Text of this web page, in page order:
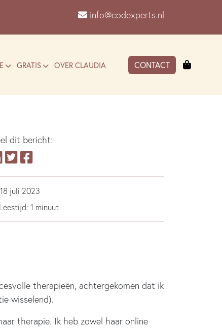
info@codexperts.nl
GRATIS OVER CLAUDIA CONTACT
dit bericht:
18 juli 2023
Leestijd: 1 minuut
therapieën, achtergekomen dat ik
wisselend).
therapie. Ik heb zowel haar online